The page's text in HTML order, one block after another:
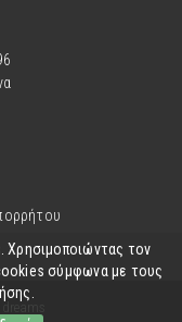
Χρησιμοποιώντας τον
σύμφωνα με τους